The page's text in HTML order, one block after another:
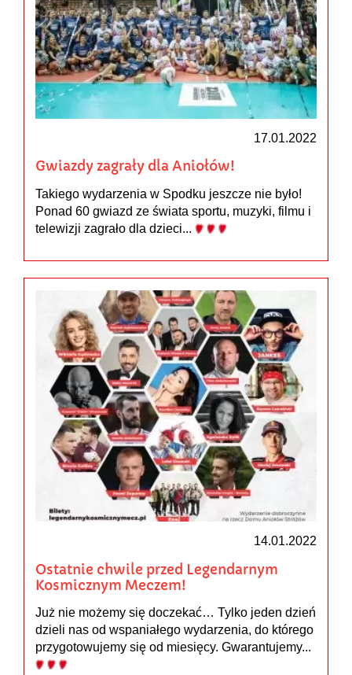
17.01.2022
Gwiazdy zagrały dla Aniołów!
Takiego wydarzenia w Spodku jeszcze nie było!
Ponad 60 gwiazd ze świata sportu, muzyki, filmu i
telewizji zagrało dla dzieci...
14.01.2022
Ostatnie chwile przed Legendarnym
Kosmicznym Meczem!
Już nie możemy się doczekać… Tylko jeden dzień
dzieli nas od wspaniałego wydarzenia, do którego
przygotowujemy się od miesięcy. Gwarantujemy...